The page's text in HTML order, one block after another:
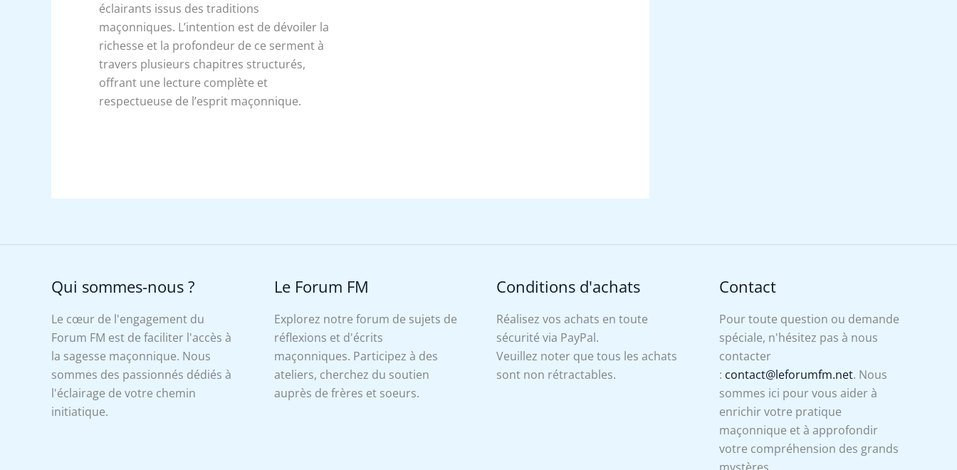
éclairants issus des traditions
maçonniques. L’intention est de dévoiler la
richesse et la profondeur de ce serment à
travers plusieurs chapitres structurés,
offrant une lecture complète et
respectueuse de l’esprit maçonnique.
Qui sommes-nous ?
Le cœur de l'engagement du
Forum FM est de faciliter l'accès à
la sagesse maçonnique. Nous
sommes des passionnés dédiés à
l'éclairage de votre chemin
initiatique.
Le Forum FM
Explorez notre forum de sujets de
réflexions et d'écrits
maçonniques. Participez à des
ateliers, cherchez du soutien
auprès de frères et soeurs.
Conditions d'achats
Réalisez vos achats en toute
sécurité via PayPal.
Veuillez noter que tous les achats
sont non rétractables.
Contact
Pour toute question ou demande
spéciale, n'hésitez pas à nous
contacter
: contact@leforumfm.net. Nous
sommes ici pour vous aider à
enrichir votre pratique
maçonnique et à approfondir
votre compréhension des grands